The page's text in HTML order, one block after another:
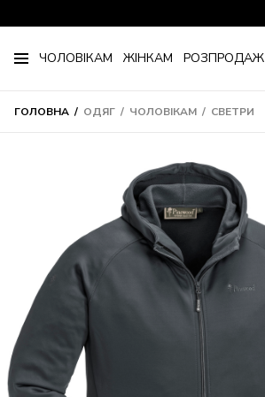
ЧОЛОВІКАМ ЖІНКАМ РОЗПРОДАЖ
ГОЛОВНА ОДЯГ ЧОЛОВІКАМ СВЕТРИ